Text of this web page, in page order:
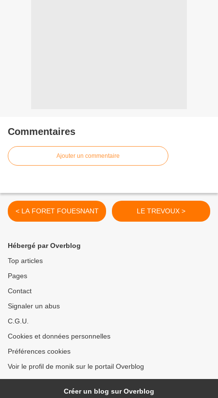
Commentaires
Ajouter un commentaire
< LA FORET FOUESNANT LE TREVOUX >
Hébergé par Overblog
Top articles
Pages
Contact
Signaler un abus
C.G.U.
Cookies et données personnelles
Préférences cookies
Voir le profil de monik sur le portail Overblog
Créer un blog sur Overblog